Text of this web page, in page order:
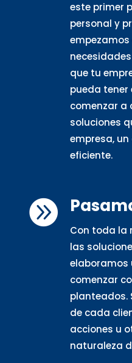
este primer
personal y
que tu
pueda
comenzar a
soluciones
empresa,
eficiente.

Con toda la
las
elaboramos
comenzar
planteados.
de cada
acciones u
naturaleza